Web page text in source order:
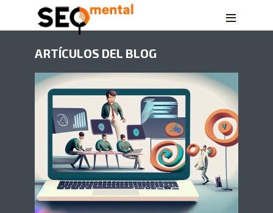
ARTÍCULOS DEL BLOG